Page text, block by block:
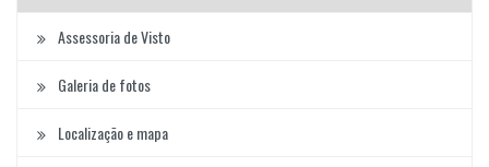
Assessoria de Visto
Galeria de fotos
Localização e mapa